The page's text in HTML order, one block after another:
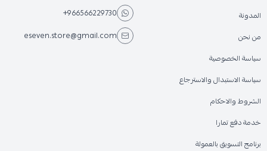
المدونة
من نحن
سياسة الخصوصية
سياسة الاستبدال والاسترجاع
الشروط والاحكام
خدمة دفع تمارا
برنامج التسويق بالعمولة
+966566229730
eseven.store@gmail.com